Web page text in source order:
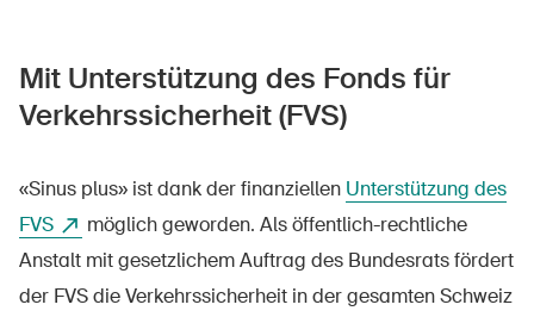
Mit Unterstützung des Fonds für
Verkehrssicherheit (FVS)
«Sinus plus» ist dank der finanziellen Unterstützung des
FVS
möglich geworden. Als öffentlich-rechtliche
Anstalt mit gesetzlichem Auftrag des Bundesrats fördert
der FVS die Verkehrssicherheit in der gesamten Schweiz